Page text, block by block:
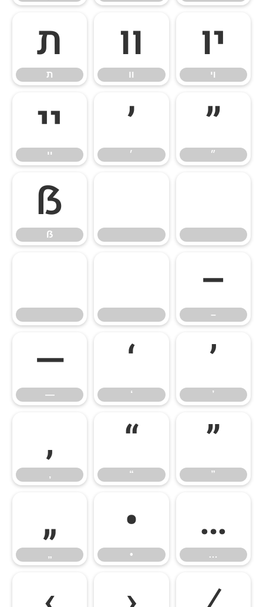
ת
ת
װ
װ
ױ
ױ
ײ
ײ
׳
׳
״
״
ẞ
ẞ
–
–
—
—
‘
‘
’
’
‚
‚
“
“
”
”
„
„
•
•
…
…